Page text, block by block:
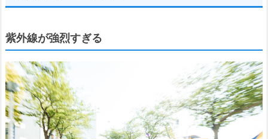
紫外線が強烈すぎる